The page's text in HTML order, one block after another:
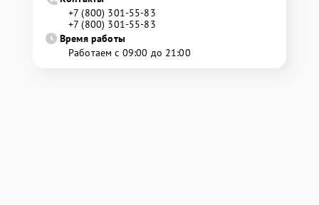
+7 (800) 301-55-83
+7 (800) 301-55-83
Время работы
Работаем с 09:00 до 21:00